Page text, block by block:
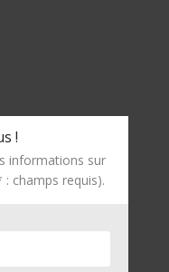
!
informations sur
champs requis).